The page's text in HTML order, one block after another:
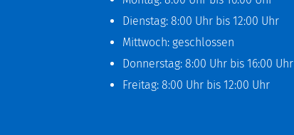
Dienstag: 8:00 Uhr bis 12:00 Uhr
Mittwoch: geschlossen
Donnerstag: 8:00 Uhr bis 16:00 Uhr
Freitag: 8:00 Uhr bis 12:00 Uhr